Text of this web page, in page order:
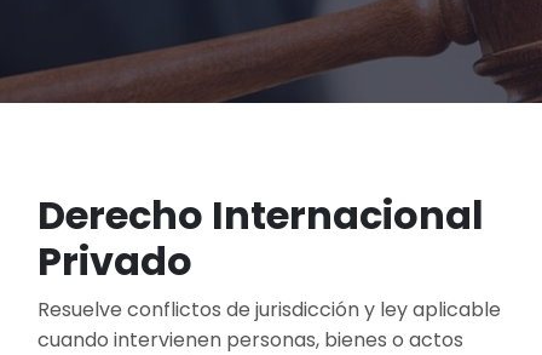
Derecho Internacional
Privado
Resuelve conflictos de jurisdicción y ley aplicable
cuando intervienen personas, bienes o actos